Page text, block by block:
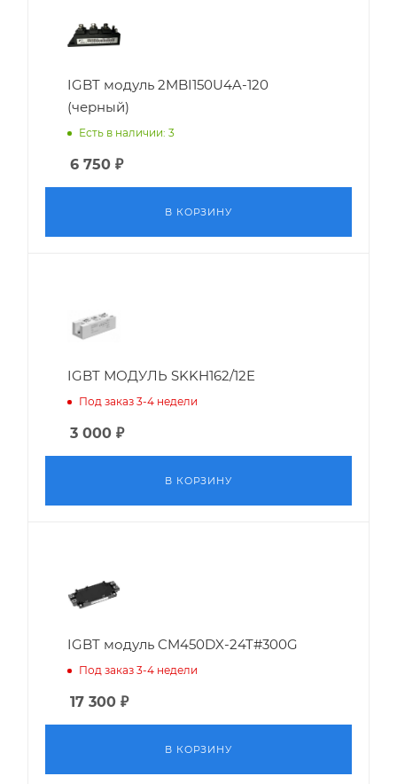
IGBT модуль 2MBI150U4A-120
(черный)
Есть в наличии: 3
6 750 ₽
В КОРЗИНУ
IGBT МОДУЛЬ SKKH162/12E
Под заказ 3-4 недели
3 000 ₽
В КОРЗИНУ
IGBT модуль CM450DX-24T#300G
Под заказ 3-4 недели
17 300 ₽
В КОРЗИНУ